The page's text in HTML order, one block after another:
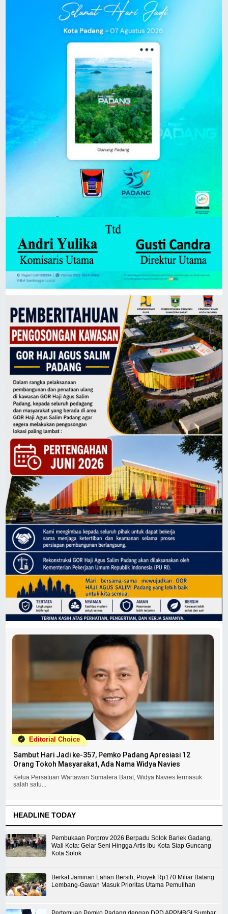
Editorial Choice
Sambut Hari Jadi ke-357, Pemko Padang Apresiasi 12
Orang Tokoh Masyarakat, Ada Nama Widya Navies
Ketua Persatuan Wartawan Sumatera Barat, Widya Navies termasuk
salah satu...
HEADLINE TODAY
Pembukaan Porprov 2026 Berpadu Solok Barlek Gadang,
Wali Kota: Gelar Seni Hingga Artis Ibu Kota Siap Guncang
Kota Solok
Berkat Jaminan Lahan Bersih, Proyek Rp170 Miliar Batang
Lembang-Gawan Masuk Prioritas Utama Pemulihan